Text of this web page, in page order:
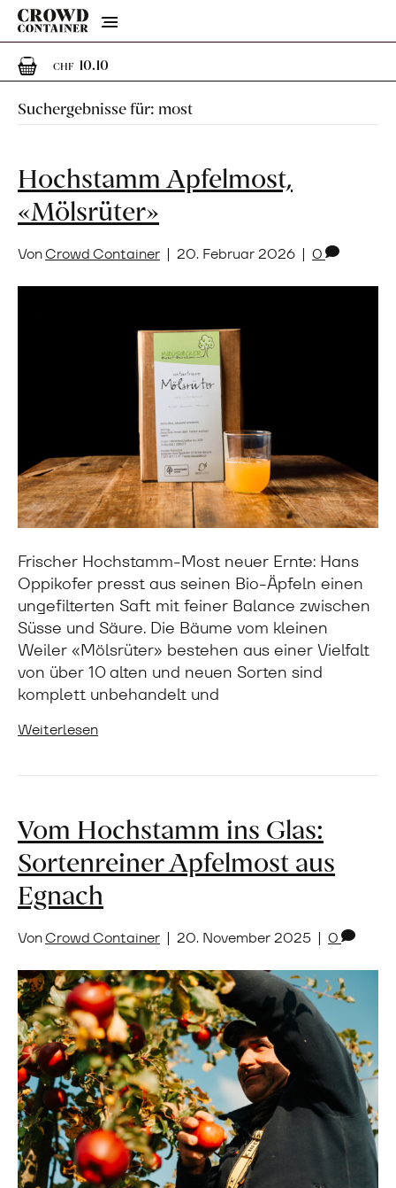
Menu
CHF 10.101 Artikel im Warenkorb
Suchergebnisse für: most
Hochstamm Apfelmost,
«Mölsrüter»
VonCrowd Container | 20. Februar 2026 | 0
Frischer Hochstamm-Most neuer Ernte: Hans
Oppikofer presst aus seinen Bio-Äpfeln einen
ungefilterten Saft mit feiner Balance zwischen
Süsse und Säure. Die Bäume vom kleinen
Weiler «Mölsrüter» bestehen aus einer Vielfalt
von über 10 alten und neuen Sorten sind
komplett unbehandelt und
Weiterlesen
Vom Hochstamm ins Glas:
Sortenreiner Apfelmost aus
Egnach
VonCrowd Container | 20. November 2025 | 0